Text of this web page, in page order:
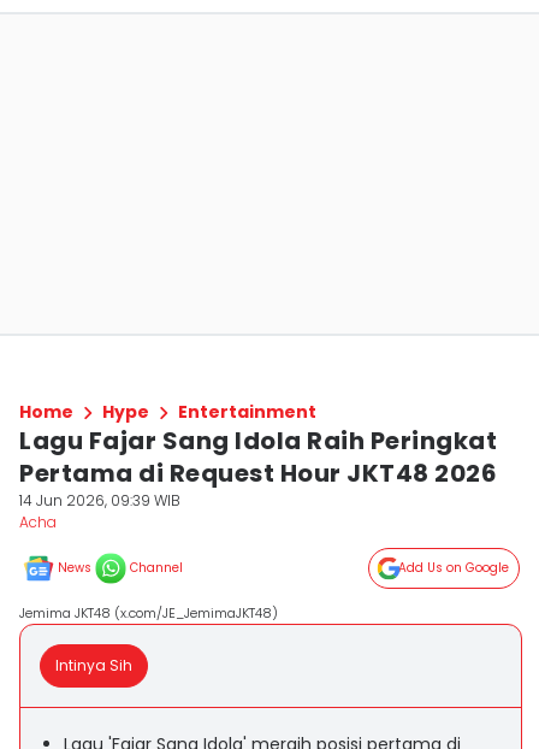
Home Hype Entertainment
Lagu Fajar Sang Idola Raih Peringkat
Pertama di Request Hour JKT48 2026
14 Jun 2026, 09:39 WIB
Acha
News Channel Add Us on Google
Jemima JKT48 (x.com/JE_JemimaJKT48)
Intinya Sih
Lagu 'Fajar Sang Idola' meraih posisi pertama di